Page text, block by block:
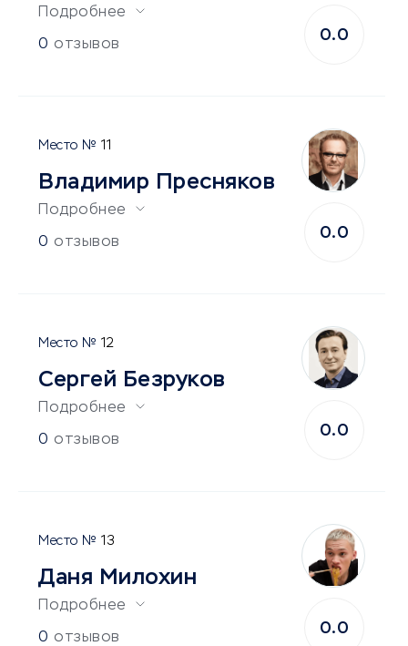
Подробнее
0 отзывов
0.0
11
Владимир Пресняков
Подробнее
0 отзывов
0.0
12
Сергей Безруков
Подробнее
0 отзывов
0.0
13
Даня Милохин
Подробнее
0 отзывов
0.0